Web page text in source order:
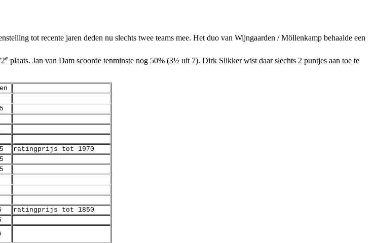
tot recente jaren deden nu slechts twee teams mee. Het duo van Wijngaarden / Möllenkamp behaalde een
e plaats. Jan van Dam scoorde tenminste nog 50% (3½ uit 7). Dirk Slikker wist daar slechts 2 puntjes aan toe te
ratingprijs tot 1970
ratingprijs tot 1850